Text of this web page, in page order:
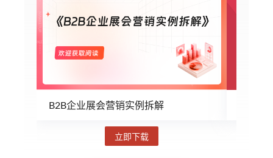
B2B企业展会营销实例拆解
立即下载